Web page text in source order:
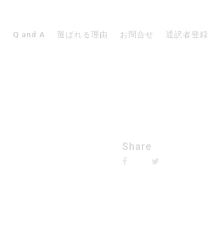
Q and A 選ばれる理由 お問合せ 通訳者登録
Share